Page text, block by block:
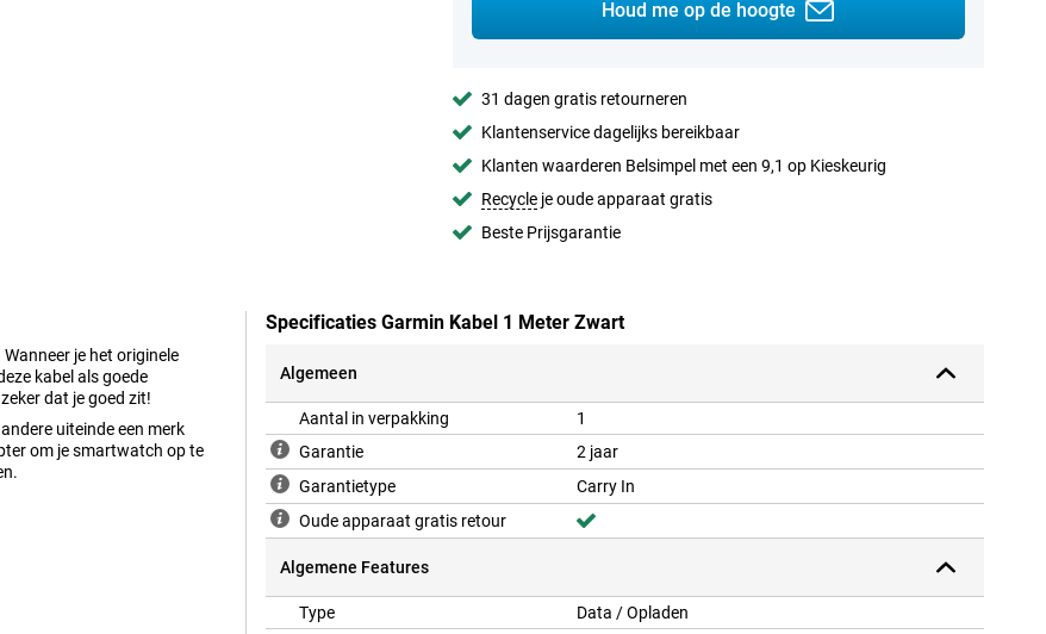
Houd me op de hoogte
31 dagen gratis retourneren
Klantenservice dagelijks bereikbaar
Klanten waarderen Belsimpel met een 9,1 op Kieskeurig
Recycleje oude apparaat gratis
Beste Prijsgarantie
je het originele
kabel als goede
dat je goed zit!
uiteinde een merk
om je smartwatch op te
Specificaties Garmin Kabel 1 Meter Zwart
Algemeen
Aantal in verpakking
1
Garantie
2 jaar
Garantietype
Carry In
Oude apparaat gratis retour
Algemene Features
Type
Data / Opladen